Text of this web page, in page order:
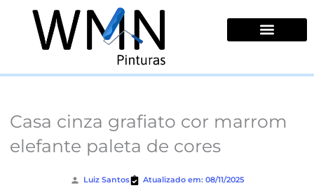
conteúdo
Casa cinza grafiato cor marrom
elefante paleta de cores
Luiz Santos Atualizado em: 08/11/2025